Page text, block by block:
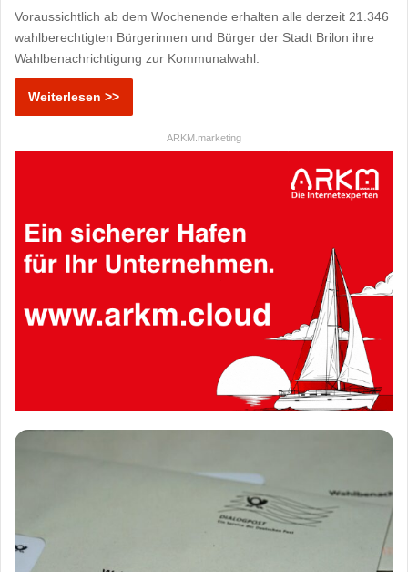
Voraussichtlich ab dem Wochenende erhalten alle derzeit 21.346
wahlberechtigten Bürgerinnen und Bürger der Stadt Brilon ihre
Wahlbenachrichtigung zur Kommunalwahl.
Weiterlesen >>
ARKM.marketing